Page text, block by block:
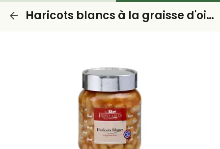
Haricots blancs à la graisse d'oie 37 cl